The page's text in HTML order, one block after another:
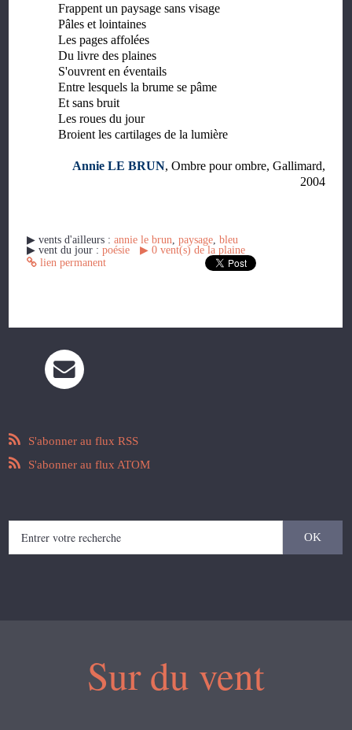
Frappent un paysage sans visage
Pâles et lointaines
Les pages affolées
Du livre des plaines
S'ouvrent en éventails
Entre lesquels la brume se pâme
Et sans bruit
Les roues du jour
Broient les cartilages de la lumière
Annie LE BRUN, Ombre pour ombre, Gallimard,
2004
▶︎ vents d'ailleurs :annie le brun ,paysage ,bleu
▶︎ vent du jour :poésie ▶︎ 0 vent(s) de la plaine
lien permanent
S'abonner au flux RSS
S'abonner au flux ATOM
Sur du vent